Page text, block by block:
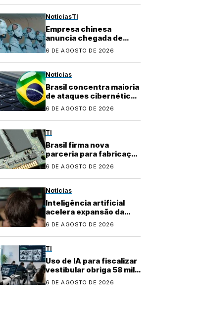
da Lei Maria da Penha
NotíciasTI
Empresa chinesa
anuncia chegada de
robôs com IA ao
6 DE AGOSTO DE 2026
Notícias
Brasil concentra maioria
de ataques cibernéticos
na América Latina
6 DE AGOSTO DE 2026
TI
Brasil firma nova
parceria para fabricação
local de
6 DE AGOSTO DE 2026
Notícias
Inteligência artificial
acelera expansão da
indústria do cibercrime
6 DE AGOSTO DE 2026
TI
Uso de IA para fiscalizar
vestibular obriga 58 mil
candidatos a refazer
6 DE AGOSTO DE 2026